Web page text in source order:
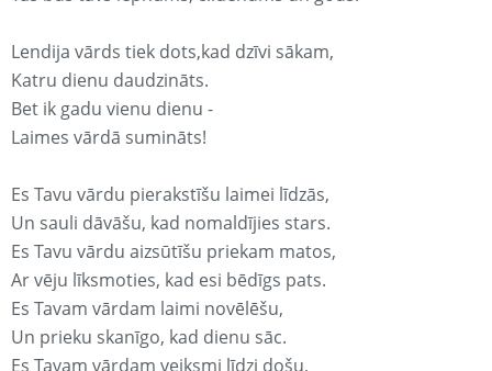
Lendija vārds tiek dots,kad dzīvi sākam,
Katru dienu daudzināts.
Bet ik gadu vienu dienu -
Laimes vārdā sumināts!
Es Tavu vārdu pierakstīšu laimei līdzās,
Un sauli dāvāšu, kad nomaldījies stars.
Es Tavu vārdu aizsūtīšu priekam matos,
Ar vēju līksmoties, kad esi bēdīgs pats.
Es Tavam vārdam laimi novēlēšu,
Un prieku skanīgo, kad dienu sāc.
Es Tavam vārdam veiksmi līdzi došu,